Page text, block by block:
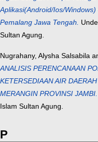
Aplikasi(Android/Ios/
Pemalang Jawa Tengah.
Sultan Agung.
Nugrahany, Alysha Salsabila
ANALISIS PERENCANAAN
KETERSEDIAAN AIR
MERANGIN PROVINSI JAMBI.
Islam Sultan Agung.
P